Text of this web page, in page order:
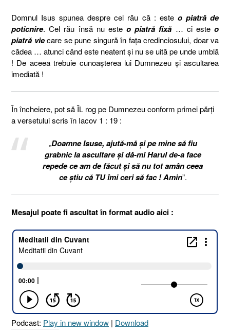
Domnul Isus spunea despre cel rău că : este o piatră de
poticnire. Cel rău însă nu este o piatră fixă … ci esteo
piatră viecare se pune singură în faţa credinciosului, doar va
cădea … atunci când este neatent şi nu se uită pe unde umblă
! De aceea trebuie cunoaşterea lui Dumnezeu şi ascultarea
imediată !
În încheiere, pot să ÎL rog pe Dumnezeu conform primei părţi
a versetului scris în Iacov 1 : 19 :
„Doamne Isuse, ajută-mă şi pe mine să fiu
grabnic la ascultare şi dă-mi Harul de-a face
repede ce am de făcut şi să nu tot amân ceea
ce ştiu că TU îmi ceri să fac ! Amin”.
Mesajul poate fi ascultat în format audio aici :
Podcast: Play in new window | Download